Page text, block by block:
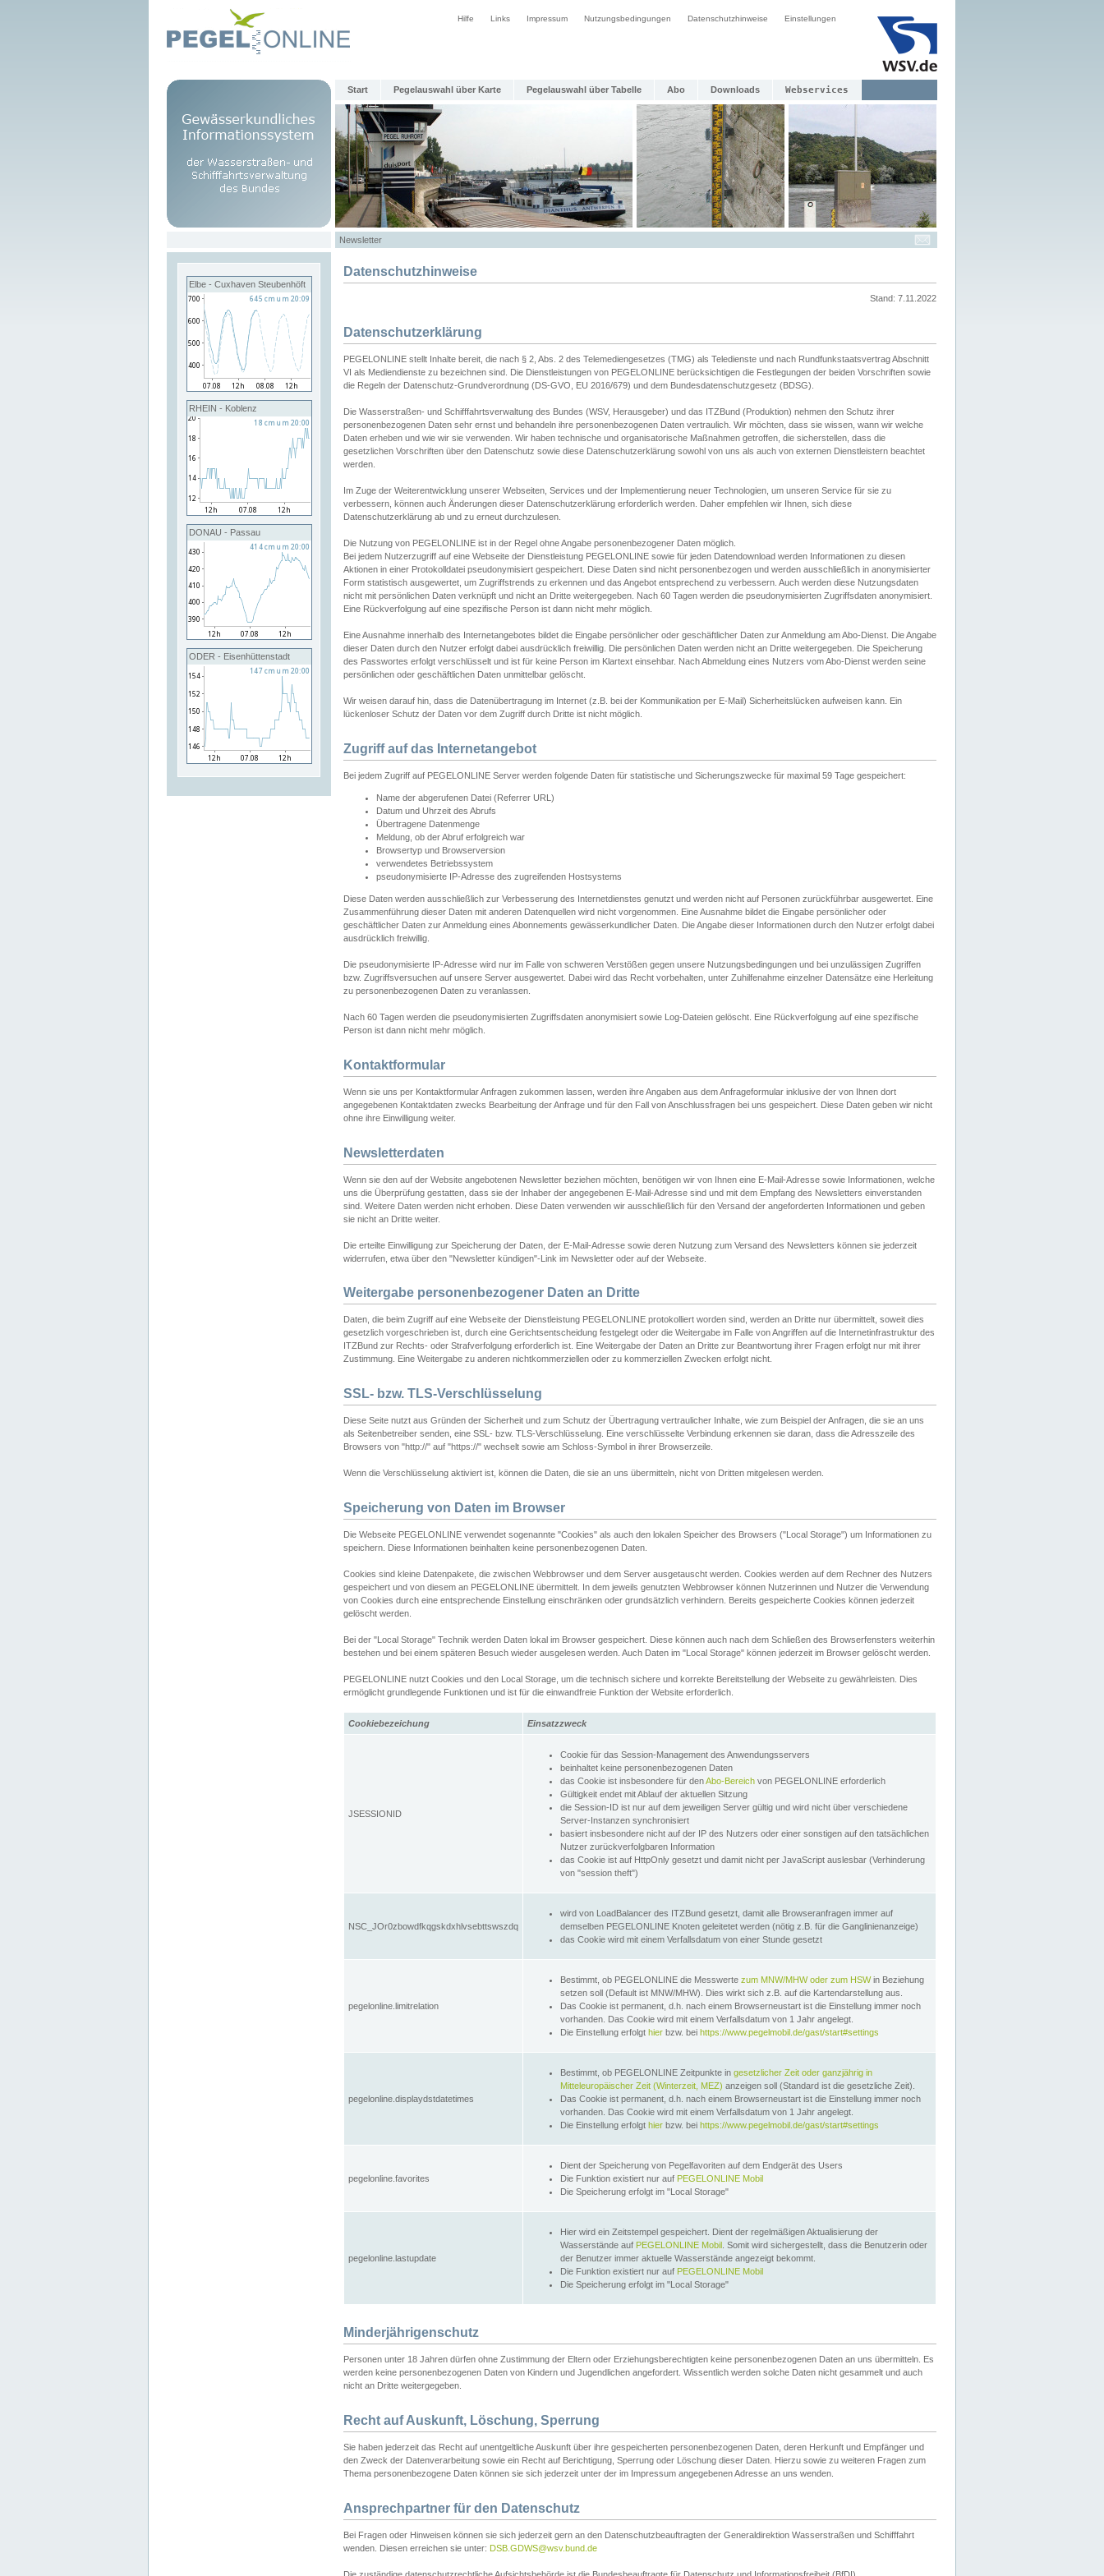
Hilfe Links Impressum Nutzungsbedingungen Datenschutzhinweise Einstellungen
Start Pegelauswahl über Karte Pegelauswahl über Tabelle Abo Downloads Webservices
Newsletter
Elbe - Cuxhaven Steubenhöft
RHEIN - Koblenz
DONAU - Passau
ODER - Eisenhüttenstadt
Datenschutzhinweise
Stand: 7.11.2022
Datenschutzerklärung
PEGELONLINE stellt Inhalte bereit, die nach § 2, Abs. 2 des Telemediengesetzes (TMG) als Teledienste und nach Rundfunkstaatsvertrag Abschnitt
VI als Mediendienste zu bezeichnen sind. Die Dienstleistungen von PEGELONLINE berücksichtigen die Festlegungen der beiden Vorschriften sowie
die Regeln der Datenschutz-Grundverordnung (DS-GVO, EU 2016/679) und dem Bundesdatenschutzgesetz (BDSG).
Die Wasserstraßen- und Schifffahrtsverwaltung des Bundes (WSV, Herausgeber) und das ITZBund (Produktion) nehmen den Schutz ihrer
personenbezogenen Daten sehr ernst und behandeln ihre personenbezogenen Daten vertraulich. Wir möchten, dass sie wissen, wann wir welche
Daten erheben und wie wir sie verwenden. Wir haben technische und organisatorische Maßnahmen getroffen, die sicherstellen, dass die
gesetzlichen Vorschriften über den Datenschutz sowie diese Datenschutzerklärung sowohl von uns als auch von externen Dienstleistern beachtet
werden.
Im Zuge der Weiterentwicklung unserer Webseiten, Services und der Implementierung neuer Technologien, um unseren Service für sie zu
verbessern, können auch Änderungen dieser Datenschutzerklärung erforderlich werden. Daher empfehlen wir Ihnen, sich diese
Datenschutzerklärung ab und zu erneut durchzulesen.
Die Nutzung von PEGELONLINE ist in der Regel ohne Angabe personenbezogener Daten möglich.
Bei jedem Nutzerzugriff auf eine Webseite der Dienstleistung PEGELONLINE sowie für jeden Datendownload werden Informationen zu diesen
Aktionen in einer Protokolldatei pseudonymisiert gespeichert. Diese Daten sind nicht personenbezogen und werden ausschließlich in anonymisierter
Form statistisch ausgewertet, um Zugriffstrends zu erkennen und das Angebot entsprechend zu verbessern. Auch werden diese Nutzungsdaten
nicht mit persönlichen Daten verknüpft und nicht an Dritte weitergegeben. Nach 60 Tagen werden die pseudonymisierten Zugriffsdaten anonymisiert.
Eine Rückverfolgung auf eine spezifische Person ist dann nicht mehr möglich.
Eine Ausnahme innerhalb des Internetangebotes bildet die Eingabe persönlicher oder geschäftlicher Daten zur Anmeldung am Abo-Dienst. Die Angabe
dieser Daten durch den Nutzer erfolgt dabei ausdrücklich freiwillig. Die persönlichen Daten werden nicht an Dritte weitergegeben. Die Speicherung
des Passwortes erfolgt verschlüsselt und ist für keine Person im Klartext einsehbar. Nach Abmeldung eines Nutzers vom Abo-Dienst werden seine
persönlichen oder geschäftlichen Daten unmittelbar gelöscht.
Wir weisen darauf hin, dass die Datenübertragung im Internet (z.B. bei der Kommunikation per E-Mail) Sicherheitslücken aufweisen kann. Ein
lückenloser Schutz der Daten vor dem Zugriff durch Dritte ist nicht möglich.
Zugriff auf das Internetangebot
Bei jedem Zugriff auf PEGELONLINE Server werden folgende Daten für statistische und Sicherungszwecke für maximal 59 Tage gespeichert:
Name der abgerufenen Datei (Referrer URL)
Datum und Uhrzeit des Abrufs
Übertragene Datenmenge
Meldung, ob der Abruf erfolgreich war
Browsertyp und Browserversion
verwendetes Betriebssystem
pseudonymisierte IP-Adresse des zugreifenden Hostsystems
Diese Daten werden ausschließlich zur Verbesserung des Internetdienstes genutzt und werden nicht auf Personen zurückführbar ausgewertet. Eine
Zusammenführung dieser Daten mit anderen Datenquellen wird nicht vorgenommen. Eine Ausnahme bildet die Eingabe persönlicher oder
geschäftlicher Daten zur Anmeldung eines Abonnements gewässerkundlicher Daten. Die Angabe dieser Informationen durch den Nutzer erfolgt dabei
ausdrücklich freiwillig.
Die pseudonymisierte IP-Adresse wird nur im Falle von schweren Verstößen gegen unsere Nutzungsbedingungen und bei unzulässigen Zugriffen
bzw. Zugriffsversuchen auf unsere Server ausgewertet. Dabei wird das Recht vorbehalten, unter Zuhilfenahme einzelner Datensätze eine Herleitung
zu personenbezogenen Daten zu veranlassen.
Nach 60 Tagen werden die pseudonymisierten Zugriffsdaten anonymisiert sowie Log-Dateien gelöscht. Eine Rückverfolgung auf eine spezifische
Person ist dann nicht mehr möglich.
Kontaktformular
Wenn sie uns per Kontaktformular Anfragen zukommen lassen, werden ihre Angaben aus dem Anfrageformular inklusive der von Ihnen dort
angegebenen Kontaktdaten zwecks Bearbeitung der Anfrage und für den Fall von Anschlussfragen bei uns gespeichert. Diese Daten geben wir nicht
ohne ihre Einwilligung weiter.
Newsletterdaten
Wenn sie den auf der Website angebotenen Newsletter beziehen möchten, benötigen wir von Ihnen eine E-Mail-Adresse sowie Informationen, welche
uns die Überprüfung gestatten, dass sie der Inhaber der angegebenen E-Mail-Adresse sind und mit dem Empfang des Newsletters einverstanden
sind. Weitere Daten werden nicht erhoben. Diese Daten verwenden wir ausschließlich für den Versand der angeforderten Informationen und geben
sie nicht an Dritte weiter.
Die erteilte Einwilligung zur Speicherung der Daten, der E-Mail-Adresse sowie deren Nutzung zum Versand des Newsletters können sie jederzeit
widerrufen, etwa über den "Newsletter kündigen"-Link im Newsletter oder auf der Webseite.
Weitergabe personenbezogener Daten an Dritte
Daten, die beim Zugriff auf eine Webseite der Dienstleistung PEGELONLINE protokolliert worden sind, werden an Dritte nur übermittelt, soweit dies
gesetzlich vorgeschrieben ist, durch eine Gerichtsentscheidung festgelegt oder die Weitergabe im Falle von Angriffen auf die Internetinfrastruktur des
ITZBund zur Rechts- oder Strafverfolgung erforderlich ist. Eine Weitergabe der Daten an Dritte zur Beantwortung ihrer Fragen erfolgt nur mit ihrer
Zustimmung. Eine Weitergabe zu anderen nichtkommerziellen oder zu kommerziellen Zwecken erfolgt nicht.
SSL- bzw. TLS-Verschlüsselung
Diese Seite nutzt aus Gründen der Sicherheit und zum Schutz der Übertragung vertraulicher Inhalte, wie zum Beispiel der Anfragen, die sie an uns
als Seitenbetreiber senden, eine SSL- bzw. TLS-Verschlüsselung. Eine verschlüsselte Verbindung erkennen sie daran, dass die Adresszeile des
Browsers von "http://" auf "https://" wechselt sowie am Schloss-Symbol in ihrer Browserzeile.
Wenn die Verschlüsselung aktiviert ist, können die Daten, die sie an uns übermitteln, nicht von Dritten mitgelesen werden.
Speicherung von Daten im Browser
Die Webseite PEGELONLINE verwendet sogenannte "Cookies" als auch den lokalen Speicher des Browsers ("Local Storage") um Informationen zu
speichern. Diese Informationen beinhalten keine personenbezogenen Daten.
Cookies sind kleine Datenpakete, die zwischen Webbrowser und dem Server ausgetauscht werden. Cookies werden auf dem Rechner des Nutzers
gespeichert und von diesem an PEGELONLINE übermittelt. In dem jeweils genutzten Webbrowser können Nutzerinnen und Nutzer die Verwendung
von Cookies durch eine entsprechende Einstellung einschränken oder grundsätzlich verhindern. Bereits gespeicherte Cookies können jederzeit
gelöscht werden.
Bei der "Local Storage" Technik werden Daten lokal im Browser gespeichert. Diese können auch nach dem Schließen des Browserfensters weiterhin
bestehen und bei einem späteren Besuch wieder ausgelesen werden. Auch Daten im "Local Storage" können jederzeit im Browser gelöscht werden.
PEGELONLINE nutzt Cookies und den Local Storage, um die technisch sichere und korrekte Bereitstellung der Webseite zu gewährleisten. Dies
ermöglicht grundlegende Funktionen und ist für die einwandfreie Funktion der Website erforderlich.
Cookiebezeichung Einsatzzweck
JSESSIONID
Cookie für das Session-Management des Anwendungsservers
beinhaltet keine personenbezogenen Daten
das Cookie ist insbesondere für denAbo-Bereich von PEGELONLINE erforderlich
Gültigkeit endet mit Ablauf der aktuellen Sitzung
die Session-ID ist nur auf dem jeweiligen Server gültig und wird nicht über verschiedene
Server-Instanzen synchronisiert
basiert insbesondere nicht auf der IP des Nutzers oder einer sonstigen auf den tatsächlichen
Nutzer zurückverfolgbaren Information
das Cookie ist auf HttpOnly gesetzt und damit nicht per JavaScript auslesbar (Verhinderung
von "session theft")
NSC_JOr0zbowdfkqgskdxhlvsebttswszdq
wird von LoadBalancer des ITZBund gesetzt, damit alle Browseranfragen immer auf
demselben PEGELONLINE Knoten geleitetet werden (nötig z.B. für die Ganglinienanzeige)
das Cookie wird mit einem Verfallsdatum von einer Stunde gesetzt
pegelonline.limitrelation
Bestimmt, ob PEGELONLINE die Messwerte zum MNW/MHW oder zum HSWin Beziehung
setzen soll (Default ist MNW/MHW). Dies wirkt sich z.B. auf die Kartendarstellung aus.
Das Cookie ist permanent, d.h. nach einem Browserneustart ist die Einstellung immer noch
vorhanden. Das Cookie wird mit einem Verfallsdatum von 1 Jahr angelegt.
Die Einstellung erfolgt hier bzw. bei https://www.pegelmobil.de/gast/start#settings
pegelonline.displaydstdatetimes
Bestimmt, ob PEGELONLINE Zeitpunkte in gesetzlicher Zeit oder ganzjährig in
Mitteleuropäischer Zeit (Winterzeit, MEZ) anzeigen soll (Standard ist die gesetzliche Zeit).
Das Cookie ist permanent, d.h. nach einem Browserneustart ist die Einstellung immer noch
vorhanden. Das Cookie wird mit einem Verfallsdatum von 1 Jahr angelegt.
Die Einstellung erfolgt hier bzw. bei https://www.pegelmobil.de/gast/start#settings
pegelonline.favorites
Dient der Speicherung von Pegelfavoriten auf dem Endgerät des Users
Die Funktion existiert nur auf PEGELONLINE Mobil
Die Speicherung erfolgt im "Local Storage"
pegelonline.lastupdate
Hier wird ein Zeitstempel gespeichert. Dient der regelmäßigen Aktualisierung der
Wasserstände auf PEGELONLINE Mobil . Somit wird sichergestellt, dass die Benutzerin oder
der Benutzer immer aktuelle Wasserstände angezeigt bekommt.
Die Funktion existiert nur auf PEGELONLINE Mobil
Die Speicherung erfolgt im "Local Storage"
Minderjährigenschutz
Personen unter 18 Jahren dürfen ohne Zustimmung der Eltern oder Erziehungsberechtigten keine personenbezogenen Daten an uns übermitteln. Es
werden keine personenbezogenen Daten von Kindern und Jugendlichen angefordert. Wissentlich werden solche Daten nicht gesammelt und auch
nicht an Dritte weitergegeben.
Recht auf Auskunft, Löschung, Sperrung
Sie haben jederzeit das Recht auf unentgeltliche Auskunft über ihre gespeicherten personenbezogenen Daten, deren Herkunft und Empfänger und
den Zweck der Datenverarbeitung sowie ein Recht auf Berichtigung, Sperrung oder Löschung dieser Daten. Hierzu sowie zu weiteren Fragen zum
Thema personenbezogene Daten können sie sich jederzeit unter der im Impressum angegebenen Adresse an uns wenden.
Ansprechpartner für den Datenschutz
Bei Fragen oder Hinweisen können sie sich jederzeit gern an den Datenschutzbeauftragten der Generaldirektion Wasserstraßen und Schifffahrt
wenden. Diesen erreichen sie unter: DSB.GDWS@wsv.bund.de